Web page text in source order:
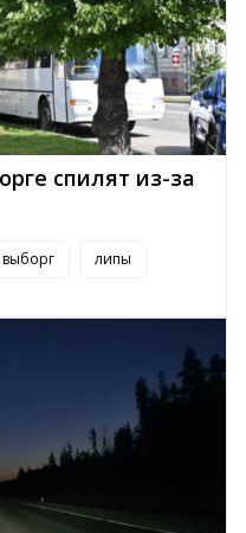
спилят из-за
выборг липы